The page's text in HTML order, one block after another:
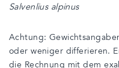
Salvenlius alpinus
Achtung:
oder weniger differieren.
die Rechnung mit dem